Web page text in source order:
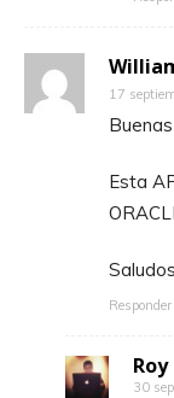
17
Esta
Responder
30